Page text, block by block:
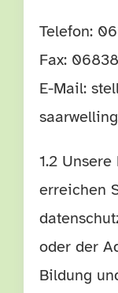
Telefon:
Fax:
E-Mail:
1.2
erreichen
oder der
Bildung